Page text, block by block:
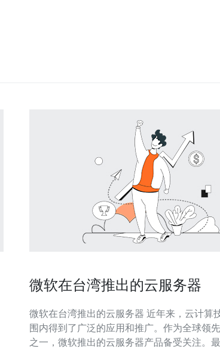
微软在台湾推出的云服务器
微软在台湾推出的云服务器 近年来，云计算技术在全球范
围内得到了广泛的应用和推广。作为全球领
之一，微软推出的云服务器产品备受关注。